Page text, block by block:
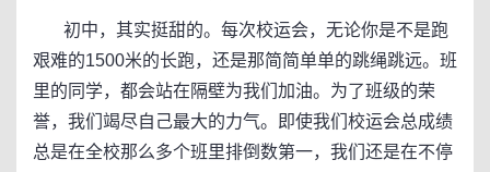
初中，其实挺甜的。每次校运会，无论你是不是跑
艰难的1500米的长跑，还是那简简单单的跳绳跳远。班
里的同学，都会站在隔壁为我们加油。为了班级的荣
誉，我们竭尽自己最大的力气。即使我们校运会总成绩
总是在全校那么多个班里排倒数第一，我们还是在不停